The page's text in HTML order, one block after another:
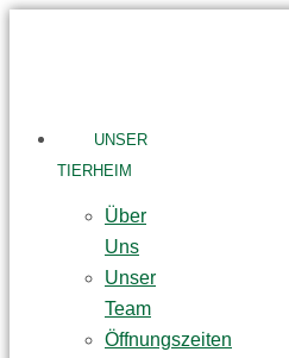
UNSER
TIERHEIM
Über
Uns
Unser
Team
Öffnungszeiten